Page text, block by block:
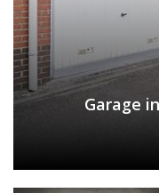
Garage